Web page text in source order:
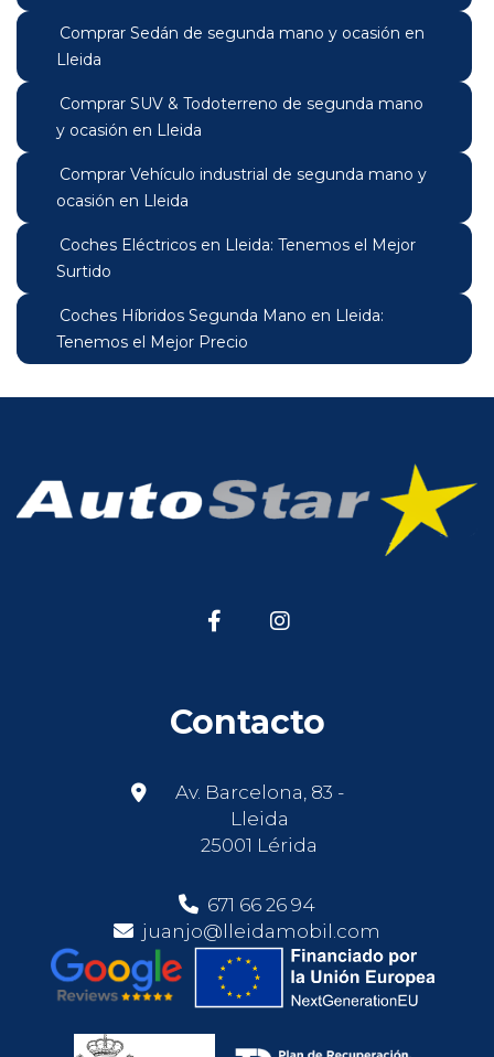
Comprar Sedán de segunda mano y ocasión en
Lleida
Comprar SUV & Todoterreno de segunda mano
y ocasión en Lleida
Comprar Vehículo industrial de segunda mano y
ocasión en Lleida
Coches Eléctricos en Lleida: Tenemos el Mejor
Surtido
Coches Híbridos Segunda Mano en Lleida:
Tenemos el Mejor Precio
Contacto
Av. Barcelona, 83 -
Lleida
25001 Lérida
671 66 26 94
juanjo@lleidamobil.com